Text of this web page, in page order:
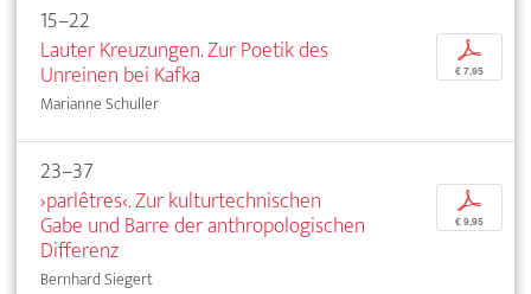
15–22
Lauter Kreuzungen. Zur Poetik des
Unreinen bei Kafka
Marianne Schuller
p
€ 7,95
23–37
›parlêtres‹. Zur kulturtechnischen
Gabe und Barre der anthropologischen
Differenz
Bernhard Siegert
p
€ 9,95